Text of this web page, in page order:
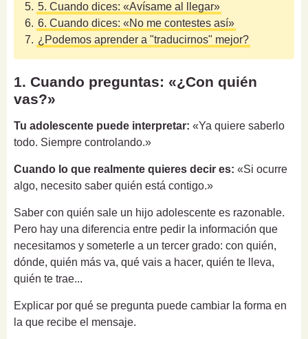
5. 5. Cuando dices: «Avísame al llegar»
6. 6. Cuando dices: «No me contestes así»
7. ¿Podemos aprender a "traducirnos" mejor?
1. Cuando preguntas: «¿Con quién
vas?»
Tu adolescente puede interpretar: «Ya quiere saberlo
todo. Siempre controlando.»
Cuando lo que realmente quieres decir es: «Si ocurre
algo, necesito saber quién está contigo.»
Saber con quién sale un hijo adolescente es razonable.
Pero hay una diferencia entre pedir la información que
necesitamos y someterle a un tercer grado: con quién,
dónde, quién más va, qué vais a hacer, quién te lleva,
quién te trae...
Explicar por qué se pregunta puede cambiar la forma en
la que recibe el mensaje.